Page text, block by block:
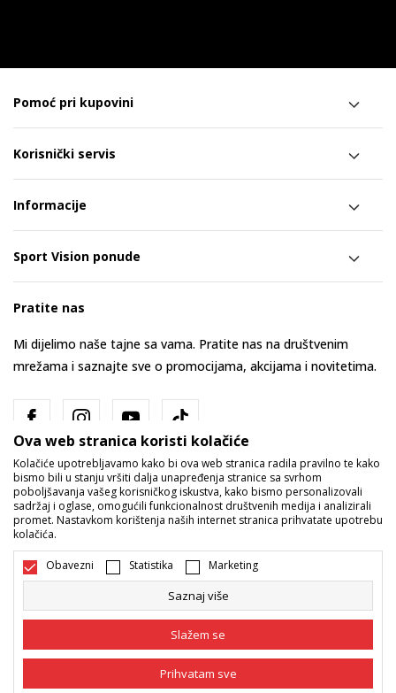
Pomoć pri kupovini
Korisnički servis
Informacije
Sport Vision ponude
Pratite nas
Mi dijelimo naše tajne sa vama. Pratite nas na društvenim
mrežama i saznajte sve o promocijama, akcijama i novitetima.
Bosna i Hercegovina Promijenite
Nastojimo da budemo što precizniji u opisu proizvoda, prikazu slika i
samih cijena, ali ne možemo garantovati da su sve informacije kompletne
Ova web stranica koristi kolačiće
Kolačiće upotrebljavamo kako bi ova web stranica radila pravilno te kako
bismo bili u stanju vršiti dalja unapređenja stranice sa svrhom
poboljšavanja vašeg korisničkog iskustva, kako bismo personalizovali
sadržaj i oglase, omogućili funkcionalnost društvenih medija i analizirali
promet. Nastavkom korištenja naših internet stranica prihvatate upotrebu
kolačića.
Obavezni Statistika Marketing
Saznaj više
Slažem se
Prihvatam sve